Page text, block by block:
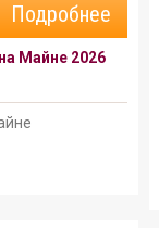
Подробнее
Майне 2026